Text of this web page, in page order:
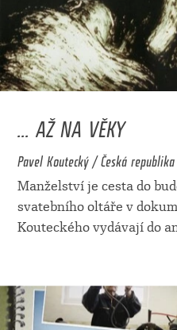
... AŽ NA VĚKY
Pavel Koutecký / Česká
Manželství je cesta do
svatebního oltáře v
Kouteckého vydávají do